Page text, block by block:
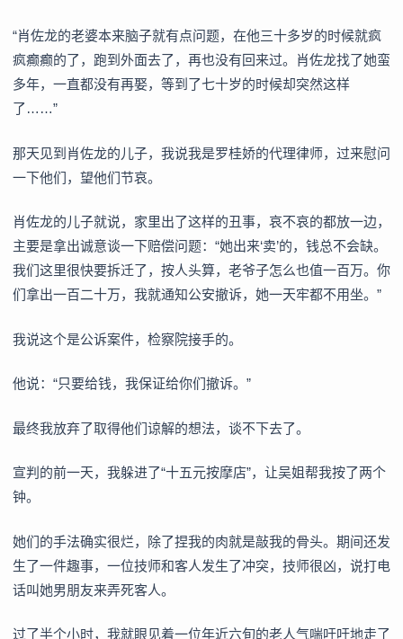
“肖佐龙的老婆本来脑子就有点问题，在他三十多岁的时候就疯
疯癫癫的了，跑到外面去了，再也没有回来过。肖佐龙找了她蛮
多年，一直都没有再娶，等到了七十岁的时候却突然这样
了……”
那天见到肖佐龙的儿子，我说我是罗桂娇的代理律师，过来慰问
一下他们，望他们节哀。
肖佐龙的儿子就说，家里出了这样的丑事，哀不哀的都放一边，
主要是拿出诚意谈一下赔偿问题：“她出来‘卖’的，钱总不会缺。
我们这里很快要拆迁了，按人头算，老爷子怎么也值一百万。你
们拿出一百二十万，我就通知公安撤诉，她一天牢都不用坐。”
我说这个是公诉案件，检察院接手的。
他说：“只要给钱，我保证给你们撤诉。”
最终我放弃了取得他们谅解的想法，谈不下去了。
宣判的前一天，我躲进了“十五元按摩店”，让吴姐帮我按了两个
钟。
她们的手法确实很烂，除了捏我的肉就是敲我的骨头。期间还发
生了一件趣事，一位技师和客人发生了冲突，技师很凶，说打电
话叫她男朋友来弄死客人。
过了半个小时，我就眼见着一位年近六旬的老人气喘吁吁地走了